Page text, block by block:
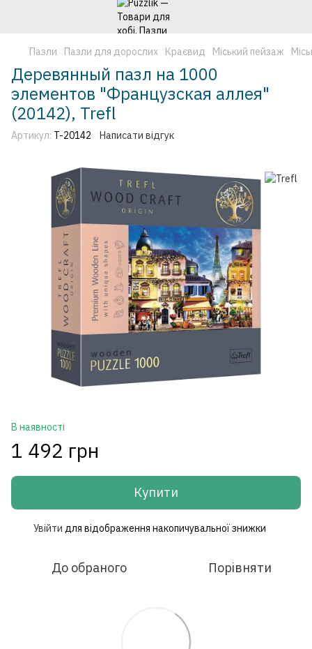
Пазли Пазли для дорослих Краєвид Міський пейзаж
Деревянный пазл на 1000
элементов "Французская аллея"
(20142), Trefl
Артикул: T-20142 Написати відгук
В наявності
1 492 грн
Купити
Увійти для відображення накопичувальної знижки
До обраного Порівняти